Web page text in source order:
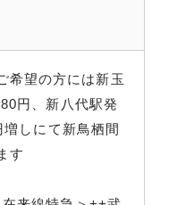
希望の方には新玉
円、新八代駅発
しにて新鳥栖間
す